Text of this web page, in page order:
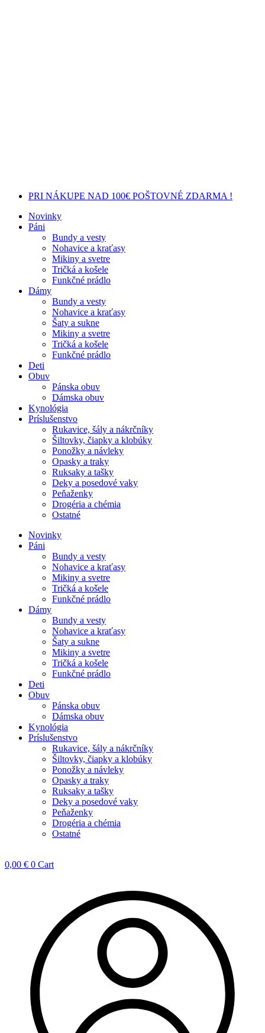
PRI NÁKUPE NAD 100€ POŠTOVNÉ ZDARMA !
Novinky
Páni
Bundy a vesty
Nohavice a kraťasy
Mikiny a svetre
Tričká a košele
Funkčné prádlo
Dámy
Bundy a vesty
Nohavice a kraťasy
Šaty a sukne
Mikiny a svetre
Tričká a košele
Funkčné prádlo
Deti
Obuv
Pánska obuv
Dámska obuv
Kynológia
Príslušenstvo
Rukavice, šály a nákrčníky
Šiltovky, čiapky a klobúky
Ponožky a návleky
Opasky a traky
Ruksaky a tašky
Deky a posedové vaky
Peňaženky
Drogéria a chémia
Ostatné
Novinky
Páni
Bundy a vesty
Nohavice a kraťasy
Mikiny a svetre
Tričká a košele
Funkčné prádlo
Dámy
Bundy a vesty
Nohavice a kraťasy
Šaty a sukne
Mikiny a svetre
Tričká a košele
Funkčné prádlo
Deti
Obuv
Pánska obuv
Dámska obuv
Kynológia
Príslušenstvo
Rukavice, šály a nákrčníky
Šiltovky, čiapky a klobúky
Ponožky a návleky
Opasky a traky
Ruksaky a tašky
Deky a posedové vaky
Peňaženky
Drogéria a chémia
Ostatné
0,00 € 0 Cart